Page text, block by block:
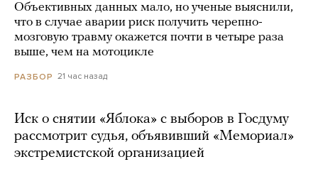
Объективных данных мало, но ученые выяснили,
что в случае аварии риск получить черепно-
мозговую травму окажется почти в четыре раза
выше, чем на мотоцикле
РАЗБОР 21 час назад
Иск о снятии «Яблока» с выборов в Госдуму
рассмотрит судья, объявивший «Мемориал»
экстремистской организацией